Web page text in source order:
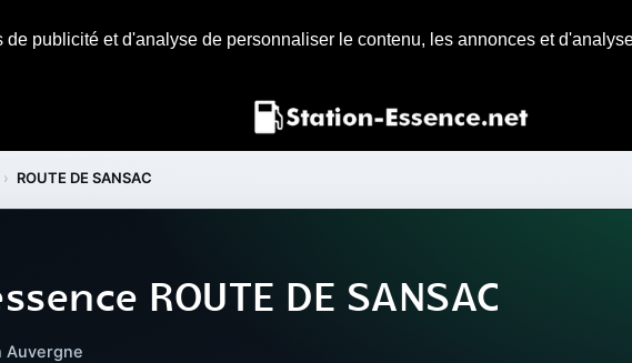
de publicité et d'analyse de personnaliser le contenu, les annonces et
› ROUTE DE SANSAC
ROUTE DE SANSAC
Auvergne